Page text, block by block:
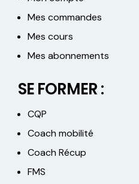
Mes commandes
Mes cours
Mes abonnements
SE FORMER :
CQP
Coach mobilité
Coach Récup
FMS